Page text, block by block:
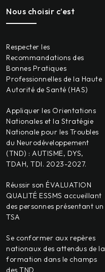
Nous choisir c’est
Respecter les
Recommandations des
Bonnes Pratiques
Professionnelles de la Haute
Autorité de Santé (HAS)
Appliquer les Orientations
Nationales et la Stratégie
Nationale pour les Troubles
du Neurodéveloppement
(TND) : AUTISME, DYS,
TDAH, TDI. 2023-2027.
Réussir son ÉVALUATION
QUALITÉ ESSMS accueillant
des personnes présentant un
TSA
Se conformer aux repères
nationaux des attendus de la
formation dans le champs
des TND